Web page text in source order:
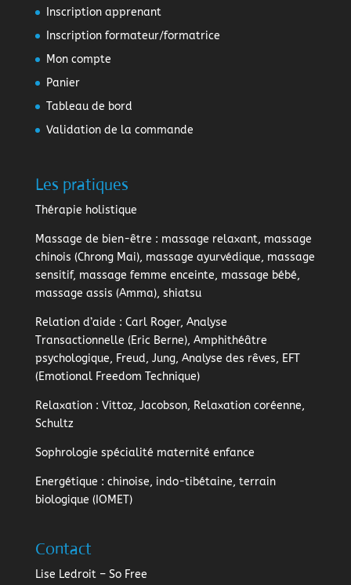
Inscription apprenant
Inscription formateur/formatrice
Mon compte
Panier
Tableau de bord
Validation de la commande
Les pratiques
Thérapie holistique
Massage de bien-être : massage relaxant, massage
chinois (Chrong Mai), massage ayurvédique, massage
sensitif, massage femme enceinte, massage bébé,
massage assis (Amma), shiatsu
Relation d’aide : Carl Roger, Analyse
Transactionnelle (Eric Berne), Amphithéâtre
psychologique, Freud, Jung, Analyse des rêves, EFT
(Emotional Freedom Technique)
Relaxation: Vittoz, Jacobson, Relaxation coréenne,
Schultz
Sophrologie spécialité maternité enfance
Energétique : chinoise, indo-tibétaine, terrain
biologique (IOMET)
Contact
Lise Ledroit – So Free